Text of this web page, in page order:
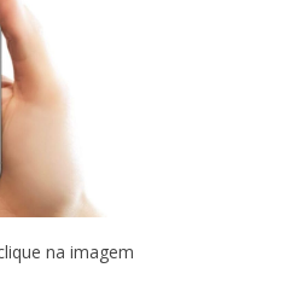
na imagem